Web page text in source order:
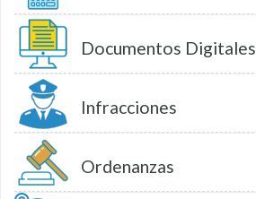
Documentos Digitales
Infracciones
Ordenanzas